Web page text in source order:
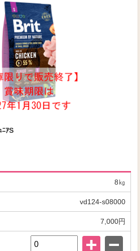
ﾆｱS
8㎏
vd124-s08000
7,000円